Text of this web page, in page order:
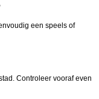
een speels of
Controleer vooraf even